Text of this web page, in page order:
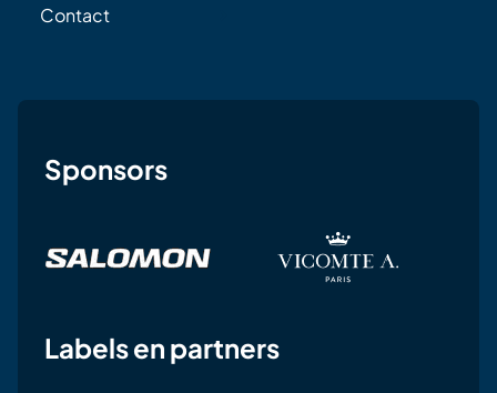
Contact
Sponsors
Labels en partners